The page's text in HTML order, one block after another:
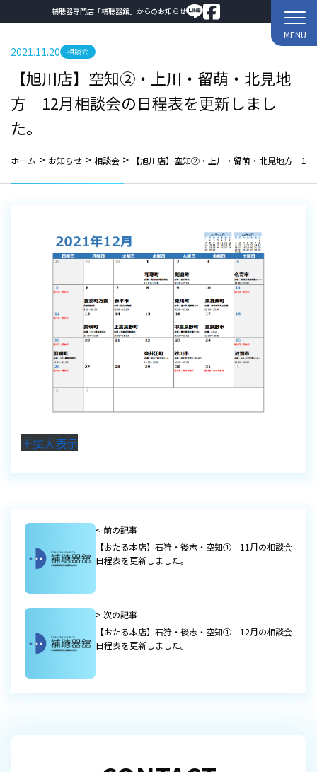
補聴器専門店「補聴器舘」からのお知らせ
MENU
2021.11.20 相談会
【旭川店】空知②・上川・留萌・北見地
方 12月相談会の日程表を更新しまし
た。
ホーム > お知らせ > 相談会 > 【旭川店】空知②・上川・留萌・北見地方 12
＋拡大表示
< 前の記事
【おたる本店】石狩・後志・空知① 11月の相談会
日程表を更新しました。
> 次の記事
【おたる本店】石狩・後志・空知① 12月の相談会
日程表を更新しました。